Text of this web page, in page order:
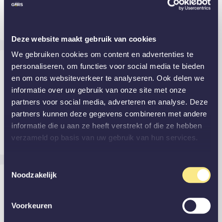
Deze website maakt gebruik van cookies
We gebruiken cookies om content en advertenties te
personaliseren, om functies voor social media te bieden
en om ons websiteverkeer te analyseren. Ook delen we
informatie over uw gebruik van onze site met onze
partners voor social media, adverteren en analyse. Deze
partners kunnen deze gegevens combineren met andere
informatie die u aan ze heeft verstrekt of die ze hebben
verzameld op basis van uw gebruik van hun services.
Noodzakelijk
Voorkeuren
Alles perfect geregeld.👍😄
Bekijk afbeelding
Rachel24 augustus 2021
Klantvriendelijk, behulpzaam, zorgvuldig,
accuraat. Wat wil je nog meer kortom
fantastisch!
Was deze review nuttig?Ja (0)Nee(0)
Sandra24 augustus 2021
Vanaf het moment van het bekijken van de